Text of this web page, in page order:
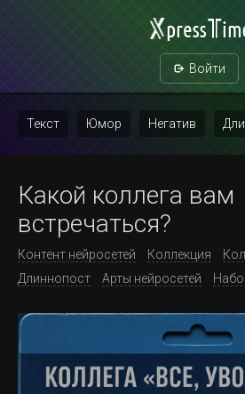
Войти
Текст Юмор Негатив
Какой коллега вам
встречаться?
Контент нейросетей Коллекция
Длиннопост
Арты нейросетей